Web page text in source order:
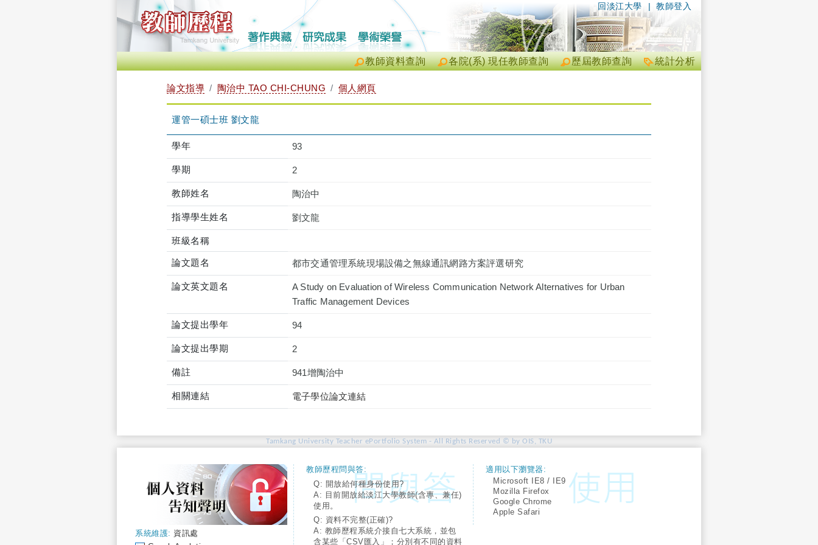
| 教師登入
回淡江大學
統計分析
歷屆教師查詢
各院(系) 現任教師查詢
教師資料查詢
論文指導 陶治中 TAO CHI-CHUNG 個人網頁
運管一碩士班 劉文龍
學年 93
學期 2
教師姓名 陶治中
指導學生姓名 劉文龍
班級名稱
論文題名 都市交通管理系統現場設備之無線通訊網路方案評選研究
論文英文題名
A Study on Evaluation of Wireless Communication Network Alternatives for Urban
Traffic Management Devices
論文提出學年 94
論文提出學期 2
備註 941增陶治中
相關連結 電子學位論文連結
Tamkang University Teacher ePortfolio System - All Rights Reserved © by OIS, TKU
系統維護: 資訊處
教師歷程問與答:
Q: 開放給何種身份使用?
A: 目前開放給淡江大學教師(含專、兼任)
使用。
Q: 資料不完整(正確)?
A: 教師歷程系統介接自七大系統，並包
含某些「CSV匯入」；分別有不同的資料
適用以下瀏覽器:
Microsoft IE8 / IE9
Mozilla Firefox
Google Chrome
Apple Safari